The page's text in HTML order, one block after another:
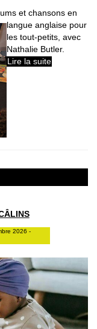
et chansons en
langue anglaise pour
les tout-petits, avec
Nathalie Butler.
Lire la suite
2026 -